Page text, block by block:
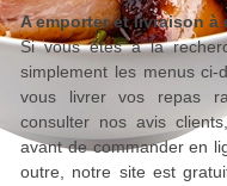
A emporter et livraison à
Si vous êtes à la
simplement les menus
vous livrer vos repas
consulter nos avis
avant de commander en
outre, notre site est